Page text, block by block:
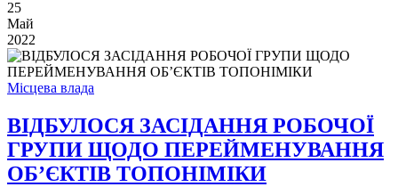
25
Май
2022
Місцева влада
ВІДБУЛОСЯ ЗАСІДАННЯ РОБОЧОЇ
ГРУПИ ЩОДО ПЕРЕЙМЕНУВАННЯ
ОБ’ЄКТІВ ТОПОНІМІКИ